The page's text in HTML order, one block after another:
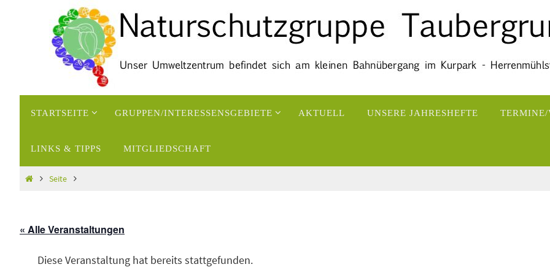
InhaltSTARTSEITE GRUPPEN/INTERESSENSGEBIETE AKTUELL UNSERE JAHRESHEFTE
LINKS & TIPPS MITGLIEDSCHAFT
StartSeite
« Alle Veranstaltungen
Diese Veranstaltung hat bereits stattgefunden.